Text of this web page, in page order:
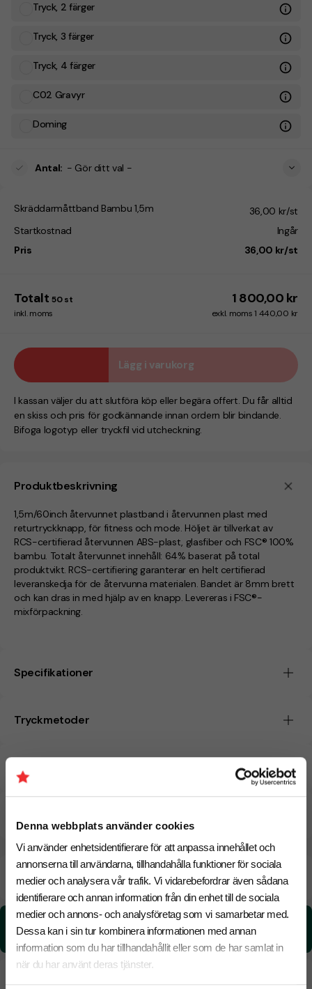
Denna webbplats använder cookies
Vi använder enhetsidentifierare för att anpassa innehållet och
annonserna till användarna, tillhandahålla funktioner för sociala
medier och analysera vår trafik. Vi vidarebefordrar även sådana
identifierare och annan information från din enhet till de sociala
medier och annons- och analysföretag som vi samarbetar med.
Dessa kan i sin tur kombinera informationen med annan
information som du har tillhandahållit eller som de har samlat in
när du har använt deras tjänster.
Produktbeskrivning
1,5m/60inch återvunnet plastband i återvunnen plast med
returtryckknapp, för fitness och mode. Höljet är tillverkat av
RCS-certifierad återvunnen ABS-plast, glasfiber och FSC® 100%
bambu. Totalt återvunnet innehåll: 64% baserat på total
produktvikt. RCS-certifiering garanterar en helt certifierad
leveranskedja för de återvunna materialen. Bandet är 8mm brett
och kan dras in med hjälp av en knapp. Levereras i FSC®-
mixförpackning.
Specifikationer
Tryckmetoder
Pristabell
Tryck, 2 färger
Tryck, 3 färger
Tryck, 4 färger
C02 Gravyr
Doming
Antal: - Gör ditt val -
Skräddarmåttband Bambu 1,5m
36,00 kr/st
Startkostnad
Ingår
Pris
36,00 kr/st
Totalt 50 st 1 800,00 kr
inkl. moms exkl. moms 1 440,00 kr
Lägg i varukorg
I kassan väljer du att slutföra köp eller begära offert. Du får alltid
en skiss och pris för godkännande innan ordern blir bindande.
Bifoga logotyp eller tryckfil vid utcheckning.
18 Augusti Beräknad leveranstid: 8 arbetsdagar
Snabbare leverans? Kontakta oss.
0.09 kg CO₂e / per styck